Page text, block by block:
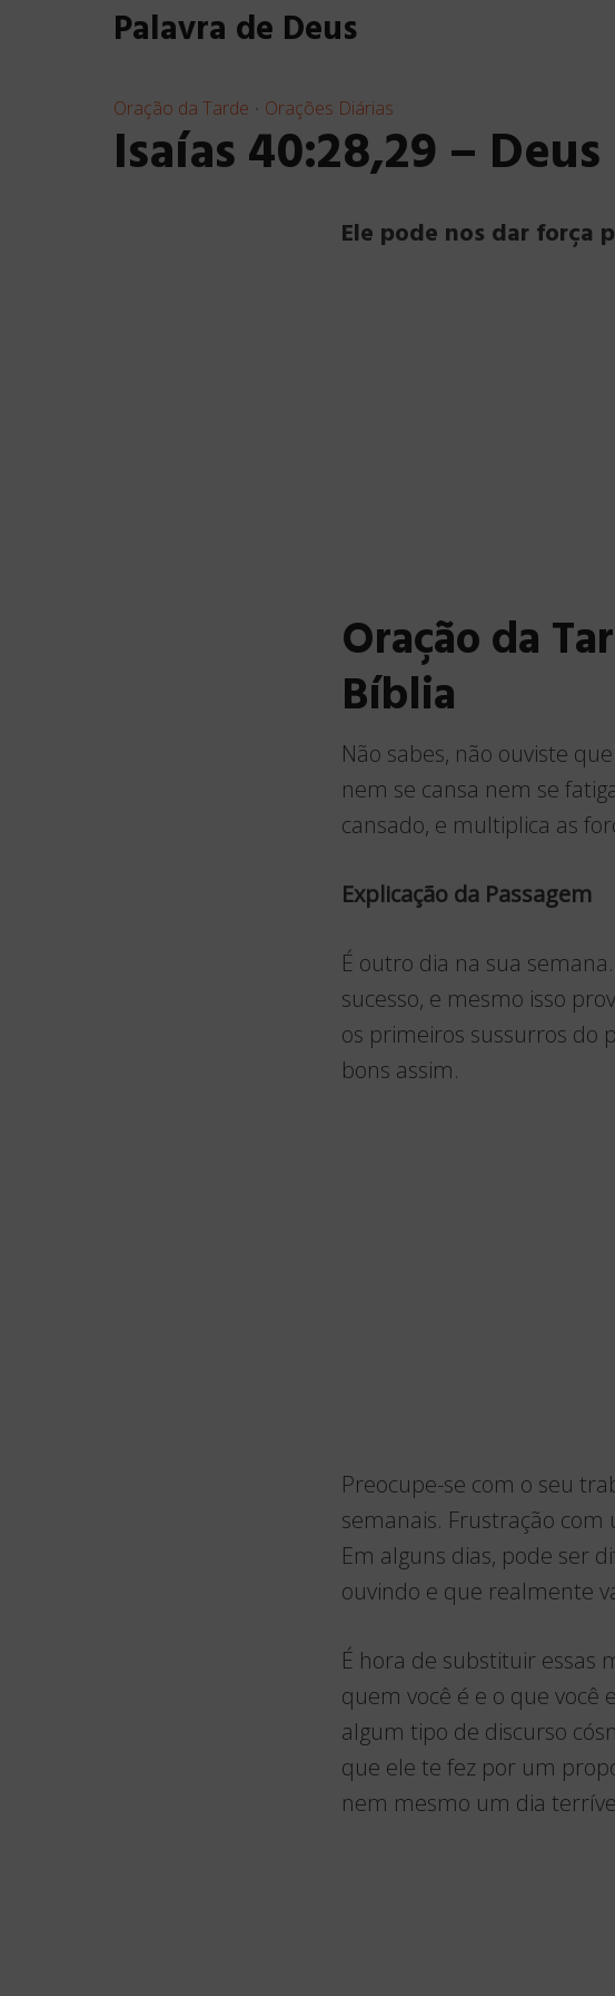
Palavra de Deus
Oração da Tarde • Orações Diárias
Isaías 40:28,29 –
Ele pode nos dar força
Oração da
Bíblia
Não sabes, não ouviste
nem se cansa nem se
cansado, e multiplica as
Explicação da Passagem
É outro dia na sua
sucesso, e mesmo isso
os primeiros sussurros do
bons assim.
Preocupe-se com o seu
semanais. Frustração
Em alguns dias, pode ser
ouvindo e que realmente
É hora de substituir essas
quem você é e o que você
algum tipo de discurso
que ele te fez por um
nem mesmo um dia